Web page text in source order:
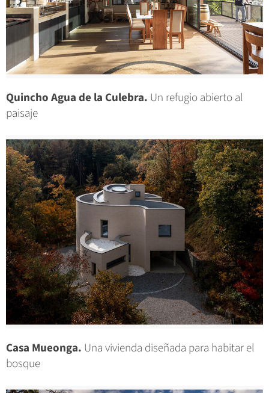
Quincho Agua de la Culebra. Un refugio abierto al
paisaje
Casa Mueonga. Una vivienda diseñada para habitar el
bosque